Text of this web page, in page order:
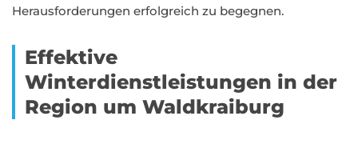
Herausforderungen erfolgreich zu begegnen.
Effektive
Winterdienstleistungen in der
Region um Waldkraiburg